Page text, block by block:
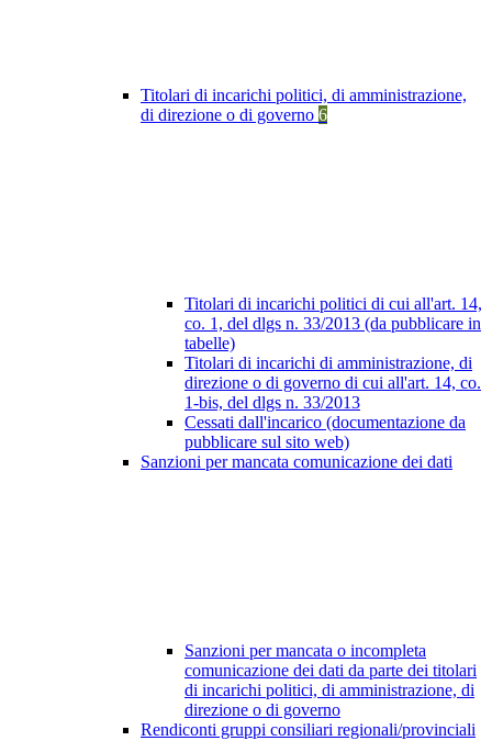
Titolari di incarichi politici, di amministrazione,
di direzione o di governo 6
Titolari di incarichi politici di cui all'art. 14,
co. 1, del dlgs n. 33/2013 (da pubblicare in
tabelle)
Titolari di incarichi di amministrazione, di
direzione o di governo di cui all'art. 14, co.
1-bis, del dlgs n. 33/2013
Cessati dall'incarico (documentazione da
pubblicare sul sito web)
Sanzioni per mancata comunicazione dei dati
Sanzioni per mancata o incompleta
comunicazione dei dati da parte dei titolari
di incarichi politici, di amministrazione, di
direzione o di governo
Rendiconti gruppi consiliari regionali/provinciali